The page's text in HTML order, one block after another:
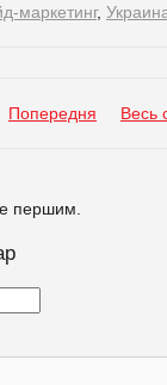
маркетинг,
Попередня Весь
першим.